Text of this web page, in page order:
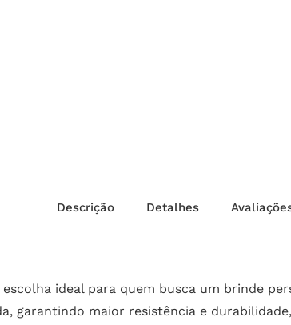
Descrição Detalhes
ideal para quem busca um brinde
garantindo maior resistência e